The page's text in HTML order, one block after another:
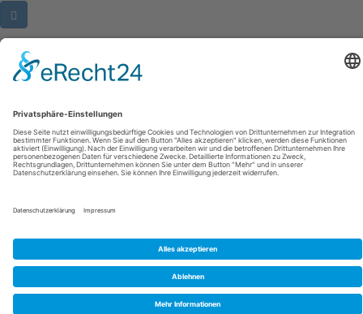
Imagebroschüre
Bilder für die Öffentlichkeit
Impressum
Datenschutz
© 2026 UFS GmbH